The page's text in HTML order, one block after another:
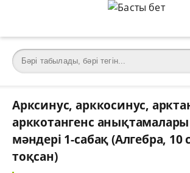
Арксинус, арккосинус,
арккотангенс
мәндері 1-сабақ (Алгебра,
тоқсан)